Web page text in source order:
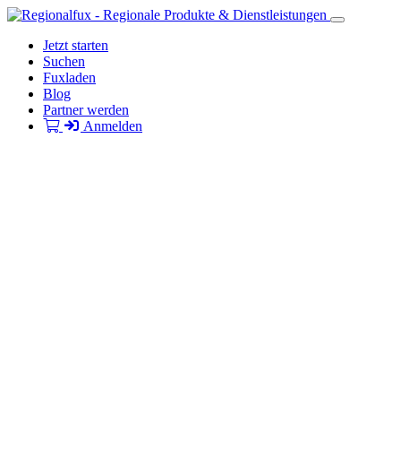
Jetzt starten
Suchen
Fuxladen
Blog
Partner werden
Anmelden